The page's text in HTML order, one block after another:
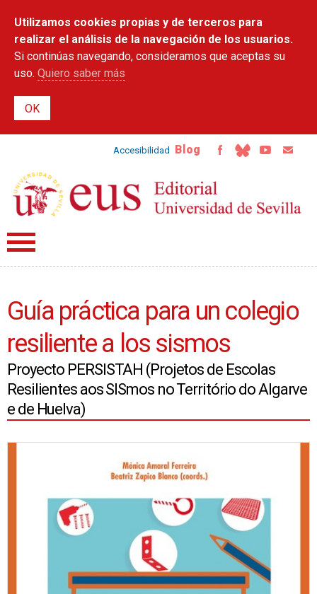
contenido
principal
Utilizamos cookies propias y de terceros para
realizar el análisis de la navegación de los usuarios.
Si continúas navegando, consideramos que aceptas su
uso. Quiero saber más
Accesibilidad Blog
Guía práctica para un colegio
resiliente a los sismos
Proyecto PERSISTAH (Projetos de Escolas
Resilientes aos SISmos no Território do Algarve
e de Huelva)